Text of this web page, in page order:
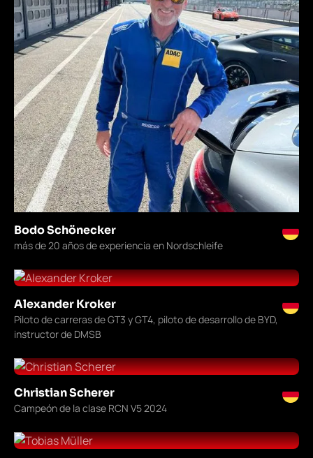
Bodo Schönecker
más de 20 años de experiencia en Nordschleife
Alexander Kroker
Piloto de carreras de GT3 y GT4, piloto de desarrollo de BYD,
instructor de DMSB
Christian Scherer
Campeón de la clase RCN V5 2024